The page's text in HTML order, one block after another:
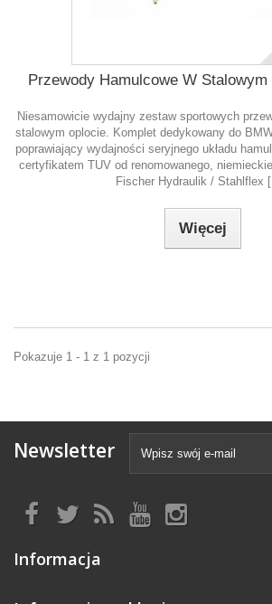
Przewody Hamulcowe W
Niesamowicie wydajny zestaw sportowych
stalowym oplocie. Komplet dedykowany do
poprawiający wydajności seryjnego układu
certyfikatem TUV od renomowanego,
Fischer Hydraulik / Stahlflex
Więcej
Pokazuje 1 - 1 z 1 pozycji
Newsletter
Informacja